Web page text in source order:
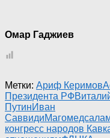
Омар Гаджиев
Метки: Ариф Керимов
Президента РФ
ПутинИван
Саввиди
конгресс народов